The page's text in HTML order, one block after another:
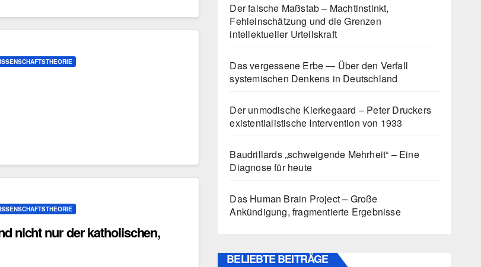
nicht nur der katholischen,
Der falsche Maßstab – Machtinstinkt,
Fehleinschätzung und die Grenzen
intellektueller Urteilskraft
Das vergessene Erbe — Über den Verfall
systemischen Denkens in Deutschland
Der unmodische Kierkegaard – Peter Druckers
existentialistische Intervention von 1933
Baudrillards „schweigende Mehrheit“ – Eine
Diagnose für heute
Das Human Brain Project – Große
Ankündigung, fragmentierte Ergebnisse
BELIEBTE BEITRÄGE